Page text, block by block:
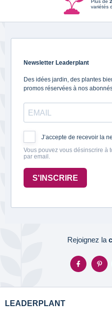
Plus de
variétés
Newsletter Leaderplant
Des idées jardin, des plantes
promos réservées à nos
J’accepte de recevoir la
Vous pouvez vous désinscrire à
par email.
S'INSCRIRE
Rejoignez la
LEADERPLANT